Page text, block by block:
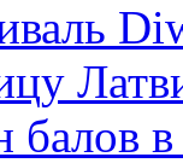
балов